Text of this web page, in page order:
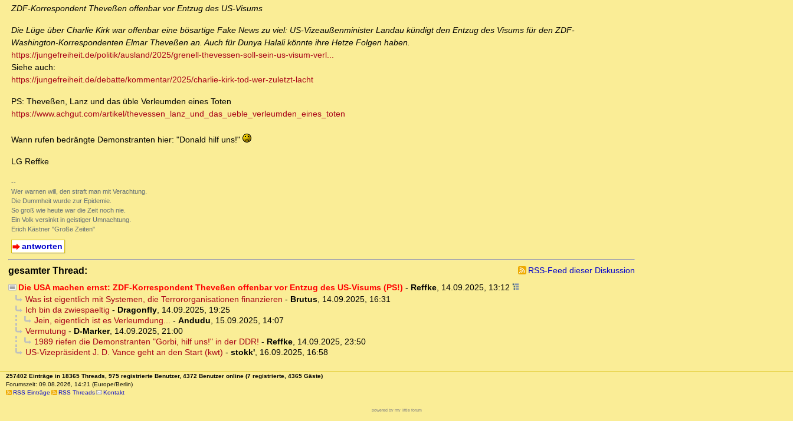
ZDF-Korrespondent Theveßen offenbar vor Entzug des US-Visums
Die Lüge über Charlie Kirk war offenbar eine bösartige Fake News zu viel: US-Vizeaußenminister Landau kündigt den Entzug des Visums für den ZDF-
Washington-Korrespondenten Elmar Theveßen an. Auch für Dunya Halali könnte ihre Hetze Folgen haben.
https://jungefreiheit.de/politik/ausland/2025/grenell-thevessen-soll-sein-us-visum-verl...
Siehe auch:
https://jungefreiheit.de/debatte/kommentar/2025/charlie-kirk-tod-wer-zuletzt-lacht
PS: Theveßen, Lanz und das üble Verleumden eines Toten
https://www.achgut.com/artikel/thevessen_lanz_und_das_ueble_verleumden_eines_toten
Wann rufen bedrängte Demonstranten hier: "Donald hilf uns!"
LG Reffke
--
Wer warnen will, den straft man mit Verachtung.
Die Dummheit wurde zur Epidemie.
So groß wie heute war die Zeit noch nie.
Ein Volk versinkt in geistiger Umnachtung.
Erich Kästner "Große Zeiten"
antworten
gesamter Thread:
RSS-Feed dieser Diskussion
Die USA machen ernst: ZDF-Korrespondent Theveßen offenbar vor Entzug des US-Visums (PS!) - Reffke, 14.09.2025, 13:12
Was ist eigentlich mit Systemen, die Terrororganisationen finanzieren - Brutus, 14.09.2025, 16:31
Ich bin da zwiespaeltig - Dragonfly, 14.09.2025, 19:25
Jein, eigentlich ist es Verleumdung... - Andudu, 15.09.2025, 14:07
Vermutung - D-Marker, 14.09.2025, 21:00
1989 riefen die Demonstranten "Gorbi, hilf uns!" in der DDR! - Reffke, 14.09.2025, 23:50
US-Vizepräsident J. D. Vance geht an den Start (kwt) - stokk', 16.09.2025, 16:58
257402 Einträge in 18365 Threads, 975 registrierte Benutzer, 4372 Benutzer online (7 registrierte, 4365 Gäste)
Forumszeit: 09.08.2026, 14:21 (Europe/Berlin)
RSS Einträge
RSS Threads Kontakt
powered by my little forum